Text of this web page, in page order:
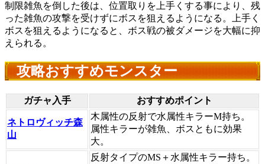
制限雑魚を倒した後は、位置取りを上手くする事により、残
った雑魚の攻撃を受けずにボスを狙えるようになる。上手く
ボスを狙えるようになると、ボス戦の被ダメージを大幅に抑
えられる。
攻略おすすめモンスター
ガチャ入手 おすすめポイント
ネトロヴィッチ森
山
木属性の反射で水属性キラーM持ち。
属性キラーが雑魚、ボスともに効果
大。
反射タイプのMS＋水属性キラー持ち。